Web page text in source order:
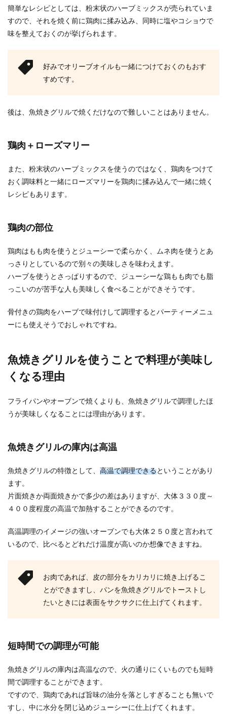
簡単なレシピとしては、粉末状のハーブミックスが売られていま
すので、それを焼く前に鶏肉に揉み込み、同時に塩やコショウで
味を整えておくのが挙げられます。
好みでオリーブオイルも一緒につけておくのもおす
すめです。
後は、魚焼きグリルで焼くだけなので難しいことはありません。
鶏肉＋ローズマリー
また、粉末状のハーブミックスを使うのではなく、鶏肉をつけて
おく調味料と一緒にローズマリーを鶏肉に揉み込んで一緒に焼く
レシピもあります。
鶏肉の部位
鶏肉はもも肉を使うとジューシーで柔らかく、ムネ肉を使うとあ
っさりとしているので別々の美味しさを味わえます。
ハーブを使うとさっぱりするので、ジューシーな鶏もも肉でも脂
っこいのが苦手な人も美味しく食べることができそうです。
骨付きの鶏肉をハーブで味付けして調理するとパーティーメニュ
ーにも使えそうでおしゃれですね。
魚焼きグリルを使うことで料理が美味し
くなる理由
フライパンやオーブンで焼くよりも、魚焼きグリルで調理したほ
うが美味しくなることには理由があります。
魚焼きグリルの庫内は高温
魚焼きグリルの特徴として、 高温で調理できるということがあり
ます。
片面焼きか両面焼きかで多少の差はありますが、大体３３０度～
４００度程度の高温で加熱することができるのです。
高温調理のイメージの強いオーブンでも大体２５０度と言われて
いるので、比べるとどれだけ温度が高いのか想像できますね。
お肉であれば、皮の部分をカリカリに焼き上げるこ
とができますし、パンを魚焼きグリルでトーストし
たいときには表面をサクサクに仕上げてくれます。
短時間での調理が可能
魚焼きグリルの庫内は高温なので、火の通りにくいものでも短時
間で調理することができます。
ですので、鶏肉であれば旨味の油分を落としすぎることも無いで
すし、中に水分を閉じ込めジューシーに仕上げてくれます。